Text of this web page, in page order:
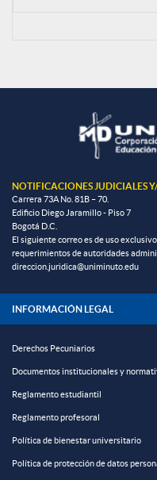
NOTIFICACIONES JUDICIALES
Carrera 73A No. 81B – 70.
Edificio Diego Jaramillo - Piso 7
Bogotá D.C.
El siguiente correo es de uso
requerimientos de autoridades
direccion.juridica@uniminuto.edu
INFORMACIÓN LEGAL
Derechos Pecuniarios
Documentos institucionales y
Reglamento estudiantil
Reglamento profesoral
Política de bienestar universitario
Política de protección de datos